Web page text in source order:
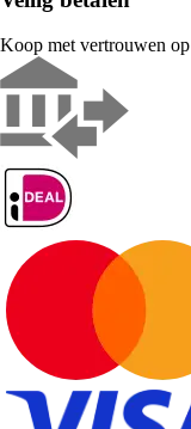
Koop met vertrouwen